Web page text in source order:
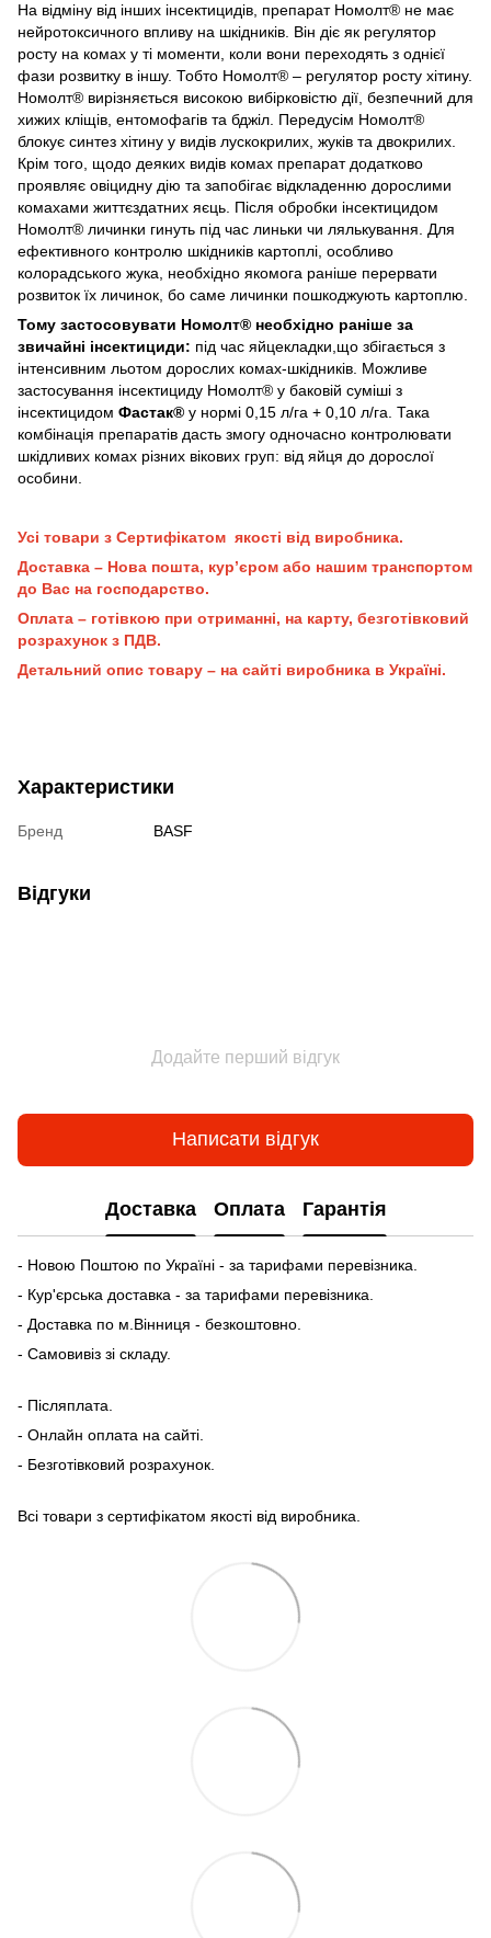
На відміну від інших інсектицидів, препарат Номолт® не має
нейротоксичного впливу на шкідників. Він діє як регулятор
росту на комах у ті моменти, коли вони переходять з однієї
фази розвитку в іншу. Тобто Номолт® – регулятор росту хітину.
Номолт® вирізняється високою вибірковістю дії, безпечний для
хижих кліщів, ентомофагів та бджіл. Передусім Номолт®
блокує синтез хітину у видів лускокрилих, жуків та двокрилих.
Крім того, щодо деяких видів комах препарат додатково
проявляє овіцидну дію та запобігає відкладенню дорослими
комахами життєздатних яєць. Після обробки інсектицидом
Номолт® личинки гинуть під час линьки чи лялькування. Для
ефективного контролю шкідників картоплі, особливо
колорадського жука, необхідно якомога раніше перервати
розвиток їх личинок, бо саме личинки пошкоджують картоплю.
Тому застосовувати Номолт® необхідно раніше за
звичайні інсектициди: під час яйцекладки,що збігається з
інтенсивним льотом дорослих комах-шкідників. Можливе
застосування інсектициду Номолт® у баковій суміші з
інсектицидом Фастак® у нормі 0,15 л/га + 0,10 л/га. Така
комбінація препаратів дасть змогу одночасно контролювати
шкідливих комах різних вікових груп: від яйця до дорослої
особини.
Усі товари з Сертифікатом якості від виробника.
Доставка – Нова пошта, кур’єром або нашим транспортом
до Вас на господарство.
Оплата – готівкою при отриманні, на карту, безготівковий
розрахунок з ПДВ.
Детальний опис товару – на сайті виробника в Україні.
Характеристики
Бренд BASF
Відгуки
Додайте перший відгук
Написати відгук
Доставка Оплата Гарантія
- Новою Поштою по Україні - за тарифами перевізника.
- Кур'єрська доставка - за тарифами перевізника.
- Доставка по м.Вінниця - безкоштовно.
- Самовивіз зі складу.
- Післяплата.
- Онлайн оплата на сайті.
- Безготівковий розрахунок.
Всі товари з сертифікатом якості від виробника.